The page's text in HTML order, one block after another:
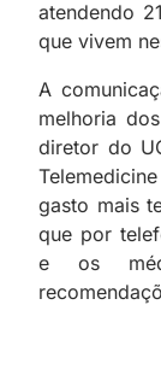
atendendo
que vivem
A
melhoria
diretor do
gasto mais
que por
e os